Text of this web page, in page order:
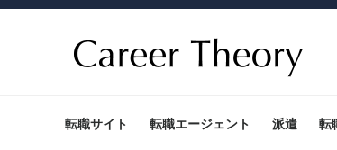
転職サイト 転職エージェント 派遣 転